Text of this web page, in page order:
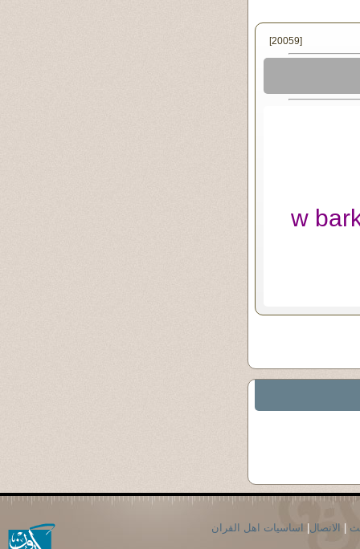
[20059]
w
| الاتصال| اساسيات اهل القران